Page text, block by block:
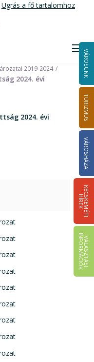
Ugrás a fő tartalomhoz
VÁROSUNK
TURIZMUS
VÁROSHÁZA
K
E
C
S
K
E
M
É
T
I
HÍ
R
E
K
V
Á
L
A
S
Z
T
Á
S
I
IN
F
O
R
M
Á
C
I
Ó
K
2024
2019-2024
2024. évi
2024. évi